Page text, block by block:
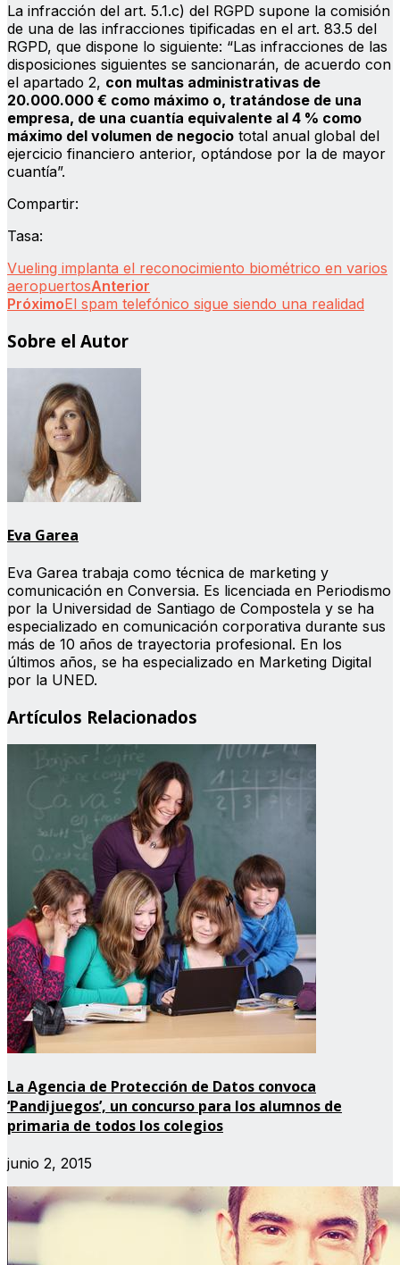
La infracción del art. 5.1.c) del RGPD supone la comisión
de una de las infracciones tipificadas en el art. 83.5 del
RGPD, que dispone lo siguiente: “Las infracciones de las
disposiciones siguientes se sancionarán, de acuerdo con
el apartado 2, con multas administrativas de
20.000.000 € como máximo o, tratándose de una
empresa, de una cuantía equivalente al 4 % como
máximo del volumen de negocio total anual global del
ejercicio financiero anterior, optándose por la de mayor
cuantía”.
Compartir:
Tasa:
Vueling implanta el reconocimiento biométrico en varios
aeropuertosAnterior
PróximoEl spam telefónico sigue siendo una realidad
Sobre el Autor
Eva Garea
Eva Garea trabaja como técnica de marketing y
comunicación en Conversia. Es licenciada en Periodismo
por la Universidad de Santiago de Compostela y se ha
especializado en comunicación corporativa durante sus
más de 10 años de trayectoria profesional. En los
últimos años, se ha especializado en Marketing Digital
por la UNED.
Artículos Relacionados
La Agencia de Protección de Datos convoca
‘Pandijuegos’, un concurso para los alumnos de
primaria de todos los colegios
junio 2, 2015